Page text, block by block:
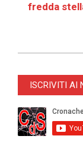
fredda
07-
ISCRIVITI AI